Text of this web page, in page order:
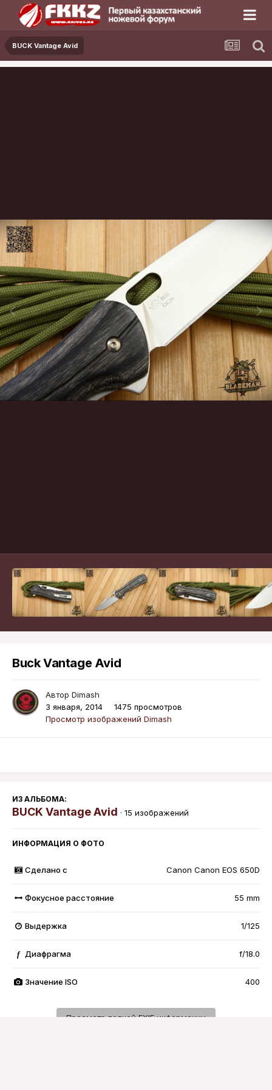
BUCK Vantage Avid
Buck Vantage Avid
Автор Dimash
3 января, 2014
1475 просмотров
Просмотр изображений Dimash
ИЗ АЛЬБОМА:
BUCK Vantage Avid · 15 изображений
ИНФОРМАЦИЯ О ФОТО
Сделано с Canon Canon EOS 650D
Фокусное расстояние 55 mm
Выдержка 1/125
f Диафрагма f/18.0
Значение ISO 400
Просмотр полной EXIF информации